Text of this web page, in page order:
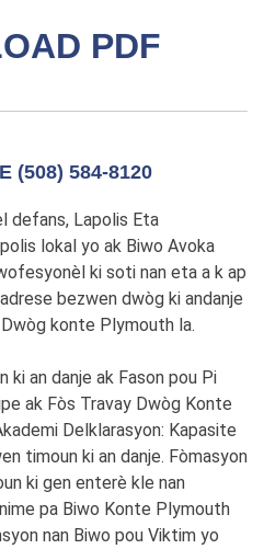
PDF
(508) 584-8120
defans, Lapolis Eta
lokal yo ak Biwo Avoka
ki soti nan eta a k ap
bezwen dwòg ki andanje
konte Plymouth la.
ki an danje ak Fason pou Pi
ak Fòs Travay Dwòg Konte
Delklarasyon: Kapasite
timoun ki an danje. Fòmasyon
ki gen enterè kle nan
pa Biwo Konte Plymouth
nan Biwo pou Viktim yo